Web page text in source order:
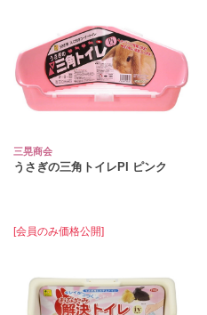
三晃商会
うさぎの三角トイレPI ピンク
[会員のみ価格公開]